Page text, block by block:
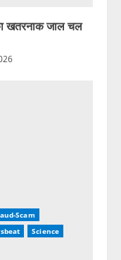
खतरनाक जाल चल
Scam
Science